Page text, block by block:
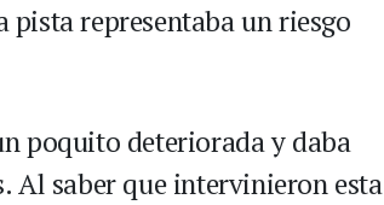
pista representaba un riesgo
poquito deteriorada y daba
Al saber que intervinieron esta